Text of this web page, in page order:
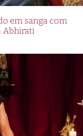
em sanga com
Abhirati